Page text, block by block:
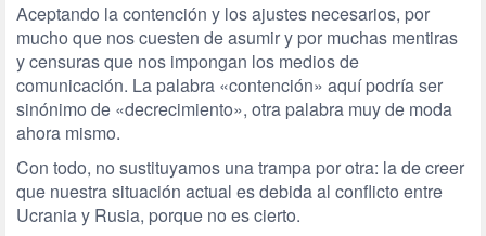
Aceptando la contención y los ajustes necesarios, por
mucho que nos cuesten de asumir y por muchas mentiras
y censuras que nos impongan los medios de
comunicación. La palabra «contención» aquí podría ser
sinónimo de «decrecimiento», otra palabra muy de moda
ahora mismo.
Con todo, no sustituyamos una trampa por otra: la de creer
que nuestra situación actual es debida al conflicto entre
Ucrania y Rusia, porque no es cierto.